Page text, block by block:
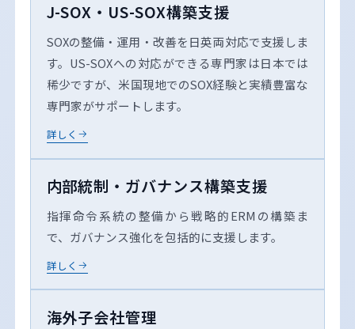
J-SOX・US-SOX構築支援
SOXの整備・運用・改善を日英両対応で支援しま
す。US-SOXへの対応ができる専門家は日本では
稀少ですが、米国現地でのSOX経験と実績豊富な
専門家がサポートします。
詳しく
内部統制・ガバナンス構築支援
指揮命令系統の整備から戦略的ERMの構築ま
で、ガバナンス強化を包括的に支援します。
詳しく
海外子会社管理